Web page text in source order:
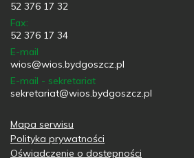
52 376 17 32
Fax:
52 376 17 34
E-mail
wios@wios.bydgoszcz.pl
E-mail - sekretariat
sekretariat@wios.bydgoszcz.pl
Mapa serwisu
Polityka prywatności
Oświadczenie o dostępności